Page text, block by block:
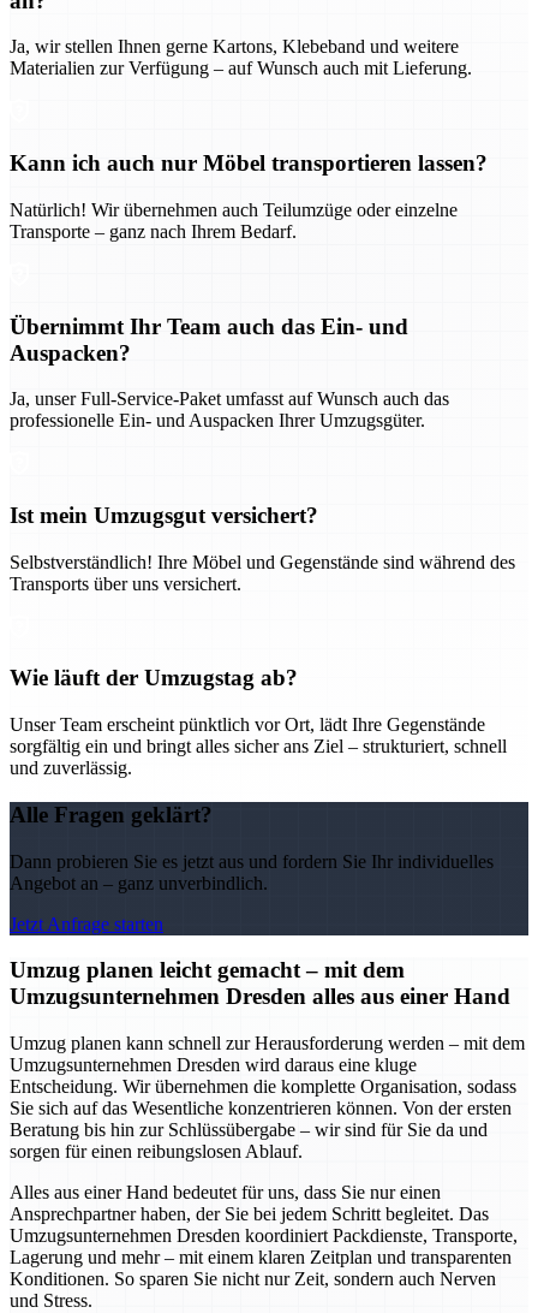
Ja, wir stellen Ihnen gerne Kartons, Klebeband und weitere
Materialien zur Verfügung – auf Wunsch auch mit Lieferung.
Kann ich auch nur Möbel transportieren lassen?
Natürlich! Wir übernehmen auch Teilumzüge oder einzelne
Transporte – ganz nach Ihrem Bedarf.
Übernimmt Ihr Team auch das Ein- und
Auspacken?
Ja, unser Full-Service-Paket umfasst auf Wunsch auch das
professionelle Ein- und Auspacken Ihrer Umzugsgüter.
Ist mein Umzugsgut versichert?
Selbstverständlich! Ihre Möbel und Gegenstände sind während des
Transports über uns versichert.
Wie läuft der Umzugstag ab?
Unser Team erscheint pünktlich vor Ort, lädt Ihre Gegenstände
sorgfältig ein und bringt alles sicher ans Ziel – strukturiert, schnell
und zuverlässig.
Alle Fragen geklärt?
Dann probieren Sie es jetzt aus und fordern Sie Ihr individuelles
Angebot an – ganz unverbindlich.
Jetzt Anfrage starten
Umzug planen leicht gemacht – mit dem
Umzugsunternehmen Dresden alles aus einer Hand
Umzug planen kann schnell zur Herausforderung werden – mit dem
Umzugsunternehmen Dresden wird daraus eine kluge
Entscheidung. Wir übernehmen die komplette Organisation, sodass
Sie sich auf das Wesentliche konzentrieren können. Von der ersten
Beratung bis hin zur Schlüssübergabe – wir sind für Sie da und
sorgen für einen reibungslosen Ablauf.
Alles aus einer Hand bedeutet für uns, dass Sie nur einen
Ansprechpartner haben, der Sie bei jedem Schritt begleitet. Das
Umzugsunternehmen Dresden koordiniert Packdienste, Transporte,
Lagerung und mehr – mit einem klaren Zeitplan und transparenten
Konditionen. So sparen Sie nicht nur Zeit, sondern auch Nerven
und Stress.